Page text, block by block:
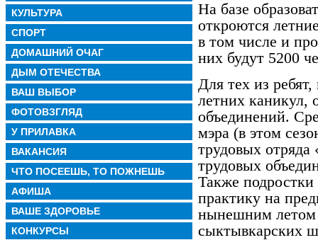
КУЛЬТУРА
СПОРТ
ДОМАШНИЙ ОЧАГ
ДЫМ ОТЕЧЕСТВА
ВАШ ВЫБОР
ФОТОВЗГЛЯД
У ПРИЛАВКА
ВАКАНСИЯ
ЧТО ПОСЕЕШЬ, ТО ПОЖНЕШЬ
АФИША
ВАШЕ ЗДОРОВЬЕ
КОНКУРСЫ
На базе
откроются
в том числе и
них будут 5200
Для тех из
летних каникул,
объединений.
мэра (в этом
трудовых
трудовых
Также
практику на
нынешним летом
сыктывкарских